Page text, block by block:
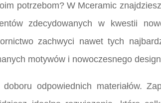
potrzebom? W Mceramic
zdecydowanych w kwestii
zachwyci nawet tych
motywów i nowoczesnego
odpowiednich materiałów.